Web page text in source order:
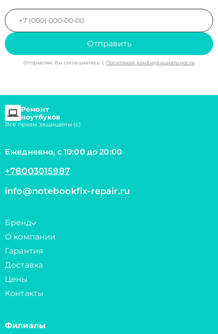
Отправить
Отправляя, Вы соглашаетесь с Политикой конфиденциальности
Ремонт
ноутбуков
Все правы защищены (с)
Ежедневно, с 10:00 до 20:00
+78003015987
info@notebookfix-repair.ru
Бренд
О компании
Гарантия
Доставка
Цены
Контакты
Филиалы